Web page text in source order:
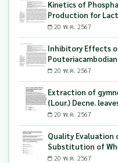
Kinetics of
Production for
Utilizing Milling and
Biopolymer
20 พ.ค. 2567
Inhibitory Effects
Glucosidase and
20 พ.ค. 2567
Extraction of
(Lour.) Decne.
extract using
20 พ.ค. 2567
Quality Evaluation
Substitution of
(Glycine Max L.) Okara
20 พ.ค. 2567